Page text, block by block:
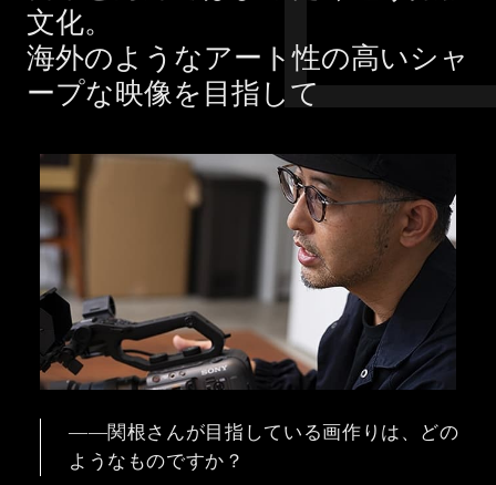
文化。
海外のようなアート性の高いシャ
ープな映像を目指して
――関根さんが目指している画作りは、どの
ようなものですか？